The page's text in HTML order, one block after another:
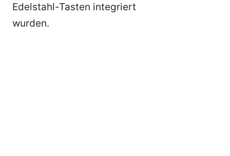
Edelstahl-Tasten integriert
wurden.